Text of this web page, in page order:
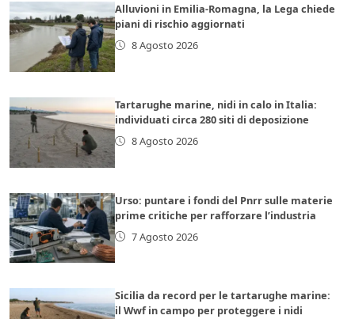
Alluvioni in Emilia-Romagna, la Lega chiede
piani di rischio aggiornati
8 Agosto 2026
Tartarughe marine, nidi in calo in Italia:
individuati circa 280 siti di deposizione
8 Agosto 2026
Urso: puntare i fondi del Pnrr sulle materie
prime critiche per rafforzare l’industria
7 Agosto 2026
Sicilia da record per le tartarughe marine:
il Wwf in campo per proteggere i nidi